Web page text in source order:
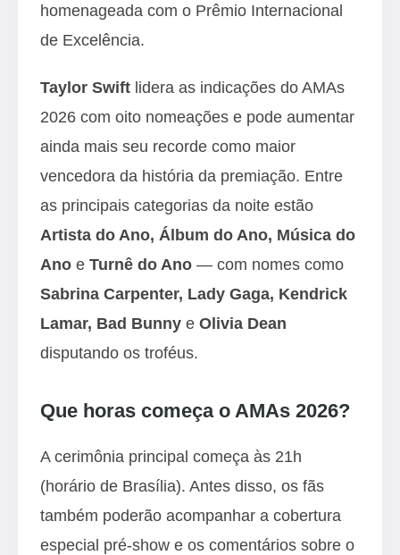
homenageada com o Prêmio Internacional
de Excelência.
Taylor Swift lidera as indicações do AMAs
2026 com oito nomeações e pode aumentar
ainda mais seu recorde como maior
vencedora da história da premiação. Entre
as principais categorias da noite estão
Artista do Ano, Álbum do Ano, Música do
Ano e Turnê do Ano — com nomes como
Sabrina Carpenter, Lady Gaga, Kendrick
Lamar, Bad Bunny e Olivia Dean
disputando os troféus.
Que horas começa o AMAs 2026?
A cerimônia principal começa às 21h
(horário de Brasília). Antes disso, os fãs
também poderão acompanhar a cobertura
especial pré-show e os comentários sobre o